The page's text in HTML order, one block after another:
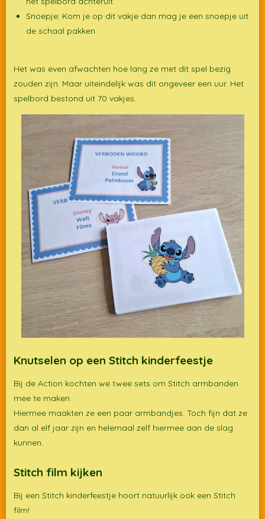
Snoepje: Kom je op dit vakje dan mag je een snoepje uit
de schaal pakken.
Het was even afwachten hoe lang ze met dit spel bezig
zouden zijn. Maar uiteindelijk was dit ongeveer een uur. Het
spelbord bestond uit 70 vakjes.
Knutselen op een Stitch kinderfeestje
Bij de Action kochten we twee sets om Stitch armbanden
mee te maken.
Hiermee maakten ze een paar armbandjes. Toch fijn dat ze
dan al elf jaar zijn en helemaal zelf hiermee aan de slag
kunnen.
Stitch film kijken
Bij een Stitch kinderfeestje hoort natuurlijk ook een Stitch
film!